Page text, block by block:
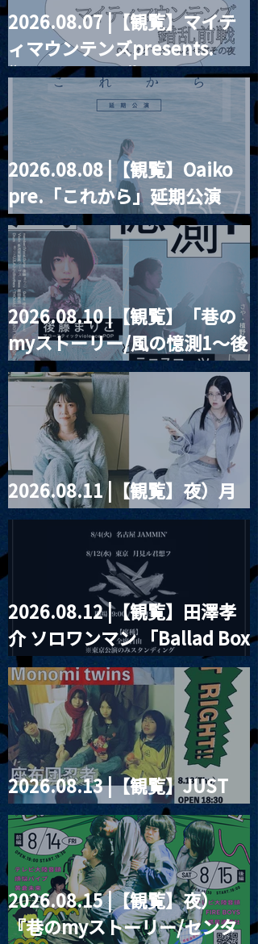
2025.06.01 昼） |【観
覧】SOWA ONEMAN
LIVE「おかえり、私！
2026.08.07 |【観覧】マイテ
ィマウンテンズpresents.
“HALL-IN-ONE”
2026.08.08 |【観覧】Oaiko
pre.「これから」延期公演
Blurred City Lights × 17歳
とベルリンの壁
2026.08.10 |【観覧】「巷の
myストーリー/風の憶測1～後
藤まりこアコースティック
violence POPとテニスコー
ツ」
2026.08.11 |【観覧】夜）月
見ル君想フpre. Sugar Shock
2026.08.12 |【観覧】田澤孝
介 ソロワンマン 「Ballad Box
2026」
2026.08.13 |【観覧】JUST
RIGHT!! vol.26
2026.08.15 |【観覧】夜）
『巷のmyストーリー/センタ